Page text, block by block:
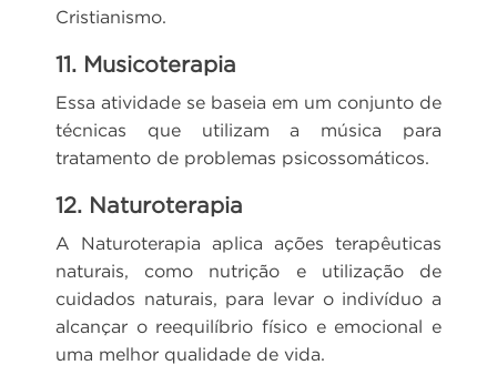
Cristianismo.
11. Musicoterapia
Essa atividade se baseia em um conjunto de
técnicas que utilizam a música para
tratamento de problemas psicossomáticos.
12. Naturoterapia
A Naturoterapia aplica ações terapêuticas
naturais, como nutrição e utilização de
cuidados naturais, para levar o indivíduo a
alcançar o reequilíbrio físico e emocional e
uma melhor qualidade de vida.